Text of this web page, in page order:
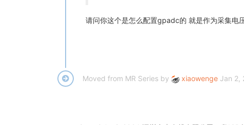
请问你这个是怎么配置gpadc的 就是作为采集电
Moved from MR Series by xiaowenge Jan 2,